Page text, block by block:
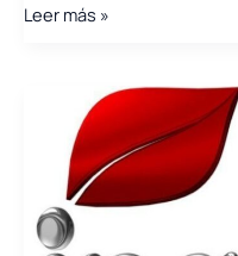
INERCO
Leer más »